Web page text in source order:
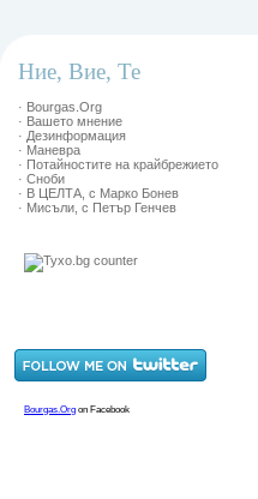
Ние, Вие, Те
· Bourgas.Org
· Вашето мнение
· Дезинформация
· Маневра
· Потайностите на крайбрежието
· Сноби
· В ЦЕЛТА, с Марко Бонев
· Мисъли, с Петър Генчев